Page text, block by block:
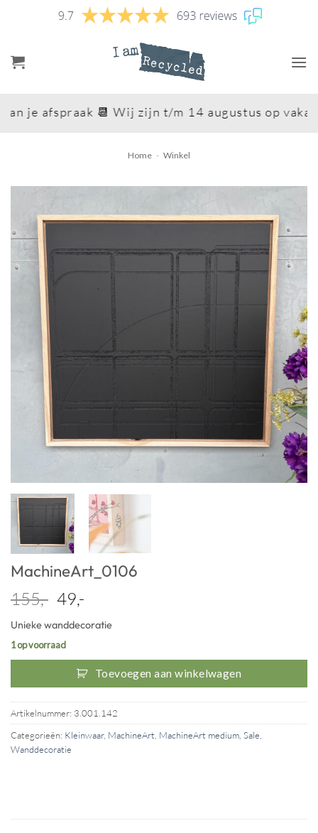
je afspraak 📆 Wij zijn t/m 14 augustus op
Home - Winkel
MachineArt_0106
155,- Oorspronkelijke
was:
155,-.
49,-
is:
Unieke wanddecoratie
1 op voorraad
Toevoegen aan winkelwagen
Artikelnummer: 3.001.142
Categorieën: Kleinwaar, MachineArt, MachineArt medium, Sale,
Wanddecoratie